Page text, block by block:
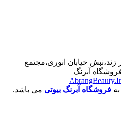
زند،نبش خیابان انوری،مجتمع
آبرنگ
فروشگاه آبرنگ بیوتی می باشد.